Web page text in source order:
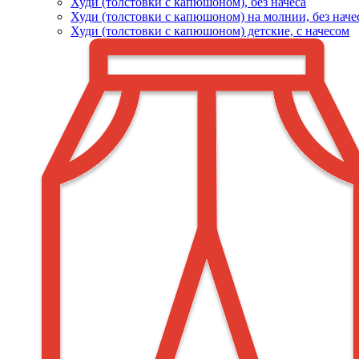
Худи (толстовки с капюшоном) на молнии, без
Худи (толстовки c капюшоном) детские, с начесом